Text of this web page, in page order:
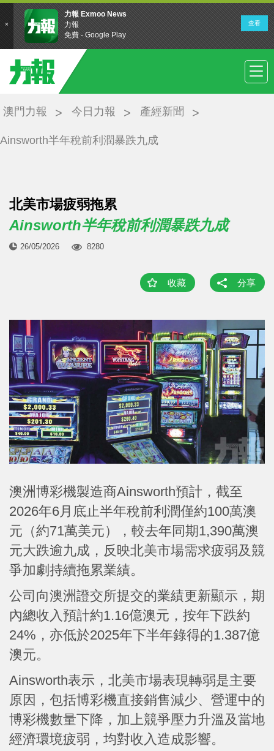
澳門力報 今日力報 產經新聞
Ainsworth半年稅前利潤暴跌九成
北美市場疲弱拖累
Ainsworth半年稅前利潤暴跌九成
26/05/2026 8280
收藏 分享
澳洲博彩機製造商Ainsworth預計，截至
2026年6月底止半年稅前利潤僅約100萬澳
元（約71萬美元），較去年同期1,390萬澳
元大跌逾九成，反映北美市場需求疲弱及競
爭加劇持續拖累業績。
公司向澳洲證交所提交的業績更新顯示，期
內總收入預計約1.16億澳元，按年下跌約
24%，亦低於2025年下半年錄得的1.387億
澳元。
Ainsworth表示，北美市場表現轉弱是主要
原因，包括博彩機直接銷售減少、營運中的
博彩機數量下降，加上競爭壓力升溫及當地
經濟環境疲弱，均對收入造成影響。